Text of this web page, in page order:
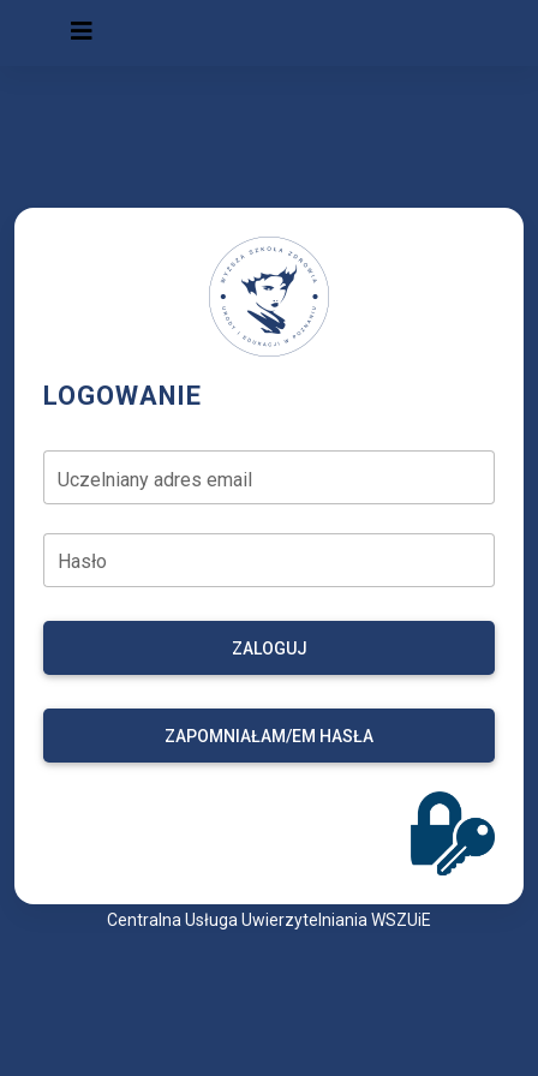
LOGOWANIE
Uczelniany adres email
Hasło
ZALOGUJ
ZAPOMNIAŁAM/EM HASŁA
Centralna Usługa Uwierzytelniania WSZUiE